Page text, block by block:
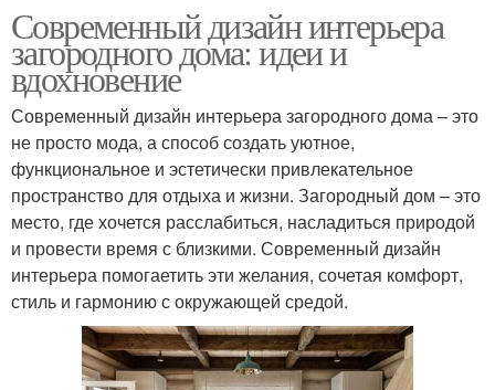
Современный дизайн интерьера
загородного дома: идеи и
вдохновение
Современный дизайн интерьера загородного дома – это
не просто мода, а способ создать уютное,
функциональное и эстетически привлекательное
пространство для отдыха и жизни. Загородный дом – это
место, где хочется расслабиться, насладиться природой
и провести время с близкими. Современный дизайн
интерьера помогаетить эти желания, сочетая комфорт,
стиль и гармонию с окружающей средой.